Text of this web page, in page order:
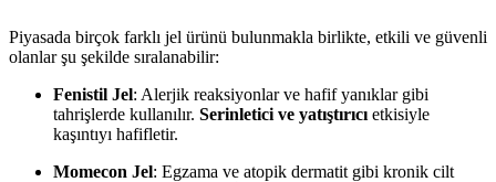
Piyasada birçok farklı jel ürünü bulunmakla birlikte, etkili ve güvenli
olanlar şu şekilde sıralanabilir:
Fenistil Jel: Alerjik reaksiyonlar ve hafif yanıklar gibi
tahrişlerde kullanılır. Serinletici ve yatıştırıcı etkisiyle
kaşıntıyı hafifletir.
Momecon Jel: Egzama ve atopik dermatit gibi kronik cilt